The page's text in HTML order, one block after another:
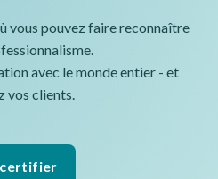
vous pouvez faire reconnaître
avec le monde entier - et
vos clients.
certifier